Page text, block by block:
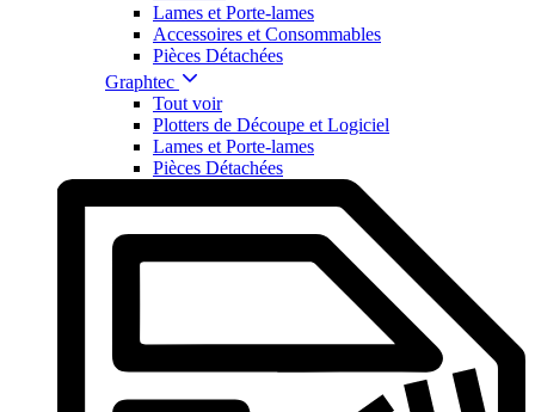
Lames et Porte-lames
Accessoires et Consommables
Pièces Détachées
Graphtec
Tout voir
Plotters de Découpe et Logiciel
Lames et Porte-lames
Pièces Détachées